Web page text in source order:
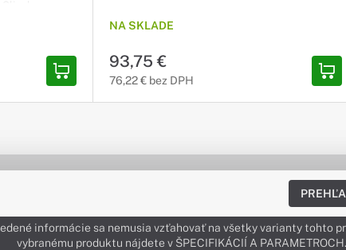
NA SKLADE
93,75 €
76,22 € bez DPH
informácie sa nemusia vzťahovať na všetky varianty tohto
vybranému produktu nájdete v ŠPECIFIKÁCIÍ A PARAMETROCH.